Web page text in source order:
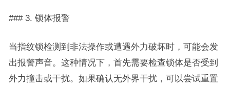
### 3. 锁体报警
当指纹锁检测到非法操作或遭遇外力破坏时，可能会发
出报警声音。这种情况下，首先需要检查锁体是否受到
外力撞击或干扰。如果确认无外界干扰，可以尝试重置